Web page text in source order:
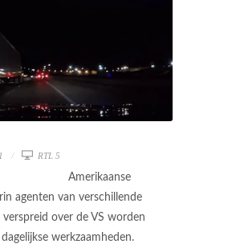
RTL 5
Amerikaanse
agenten van verschillende
over de VS worden
werkzaamheden.